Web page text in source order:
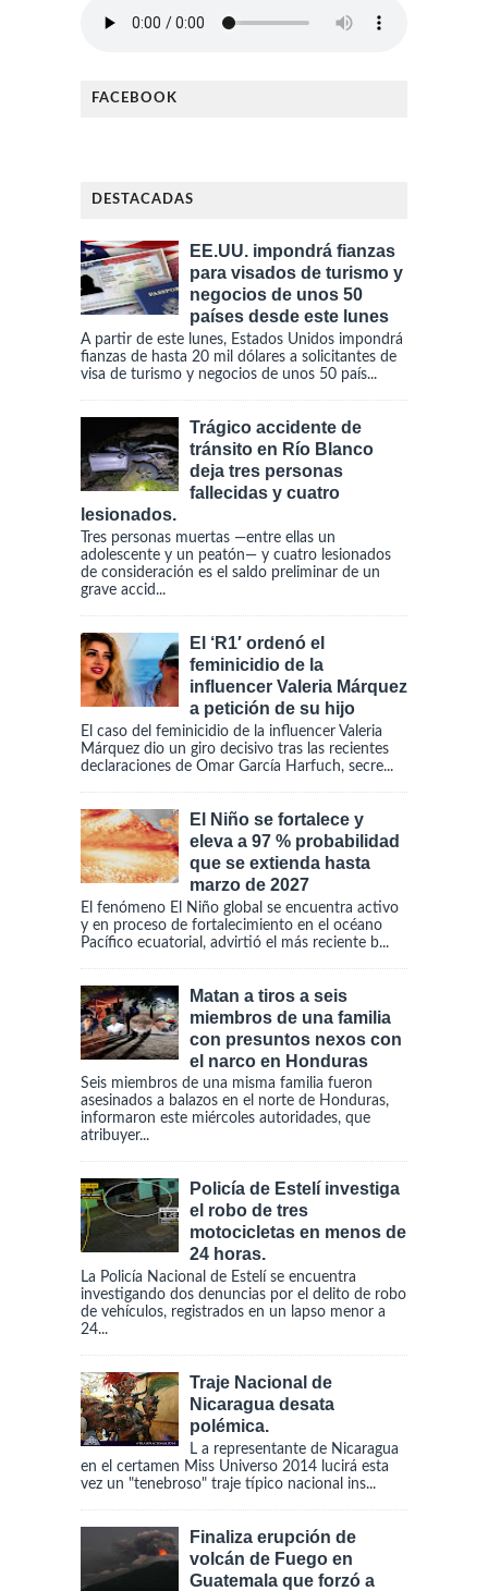
FACEBOOK
DESTACADAS
EE.UU. impondrá fianzas
para visados de turismo y
negocios de unos 50
países desde este lunes
A partir de este lunes, Estados Unidos impondrá
fianzas de hasta 20 mil dólares a solicitantes de
visa de turismo y negocios de unos 50 país...
Trágico accidente de
tránsito en Río Blanco
deja tres personas
fallecidas y cuatro
lesionados.
Tres personas muertas —entre ellas un
adolescente y un peatón— y cuatro lesionados
de consideración es el saldo preliminar de un
grave accid...
El ‘R1′ ordenó el
feminicidio de la
influencer Valeria Márquez
a petición de su hijo
El caso del feminicidio de la influencer Valeria
Márquez dio un giro decisivo tras las recientes
declaraciones de Omar García Harfuch, secre...
El Niño se fortalece y
eleva a 97 % probabilidad
que se extienda hasta
marzo de 2027
El fenómeno El Niño global se encuentra activo
y en proceso de fortalecimiento en el océano
Pacífico ecuatorial, advirtió el más reciente b...
Matan a tiros a seis
miembros de una familia
con presuntos nexos con
el narco en Honduras
Seis miembros de una misma familia fueron
asesinados a balazos en el norte de Honduras,
informaron este miércoles autoridades, que
atribuyer...
Policía de Estelí investiga
el robo de tres
motocicletas en menos de
24 horas.
La Policía Nacional de Estelí se encuentra
investigando dos denuncias por el delito de robo
de vehículos, registrados en un lapso menor a
24...
Traje Nacional de
Nicaragua desata
polémica.
L a representante de Nicaragua
en el certamen Miss Universo 2014 lucirá esta
vez un "tenebroso" traje típico nacional ins...
Finaliza erupción de
volcán de Fuego en
Guatemala que forzó a